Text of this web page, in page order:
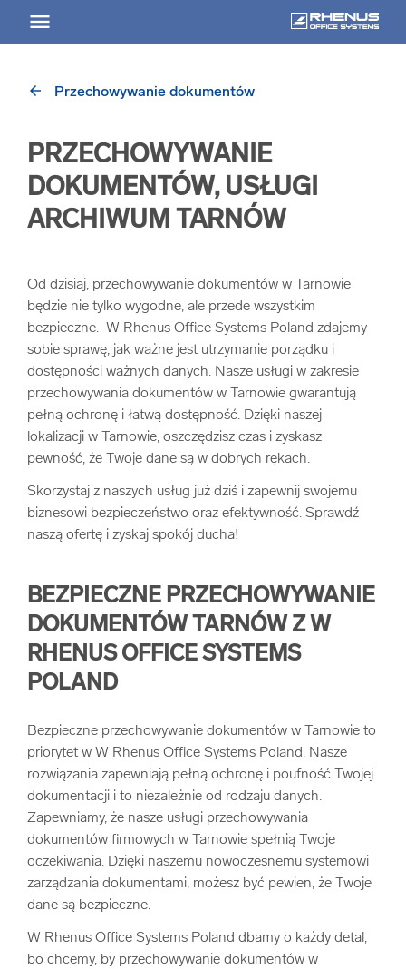
USŁUGI
Usługi Przegląd
Archiwizowanie dokumentów arrow_forward
Przechowywanie dokumentacji arrow_forward
Usługi digitalizacjyjne
Osuszanie dokumentów arrow_forward
Pozostałe usługi
arrow_back Przechowywanie dokumentów
PRZECHOWYWANIE
DOKUMENTÓW, USŁUGI
ARCHIWUM TARNÓW
Od dzisiaj, przechowywanie dokumentów w Tarnowie
będzie nie tylko wygodne, ale przede wszystkim
bezpieczne. W Rhenus Office Systems Poland zdajemy
sobie sprawę, jak ważne jest utrzymanie porządku i
dostępności ważnych danych. Nasze usługi w zakresie
przechowywania dokumentów w Tarnowie gwarantują
pełną ochronę i łatwą dostępność. Dzięki naszej
lokalizacji w Tarnowie, oszczędzisz czas i zyskasz
pewność, że Twoje dane są w dobrych rękach.
Skorzystaj z naszych usług już dziś i zapewnij swojemu
biznesowi bezpieczeństwo oraz efektywność. Sprawdź
naszą ofertę i zyskaj spokój ducha!
BEZPIECZNE PRZECHOWYWANIE
DOKUMENTÓW TARNÓW Z W
RHENUS OFFICE SYSTEMS
POLAND
Bezpieczne przechowywanie dokumentów w Tarnowie to
priorytet w W Rhenus Office Systems Poland. Nasze
rozwiązania zapewniają pełną ochronę i poufność Twojej
dokumentacji i to niezależnie od rodzaju danych.
Zapewniamy, że nasze usługi przechowywania
dokumentów firmowych w Tarnowie spełnią Twoje
oczekiwania. Dzięki naszemu nowoczesnemu systemowi
zarządzania dokumentami, możesz być pewien, że Twoje
dane są bezpieczne.
W Rhenus Office Systems Poland dbamy o każdy detal,
bo chcemy, by przechowywanie dokumentów w